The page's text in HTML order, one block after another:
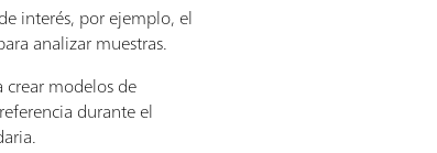
interés, por ejemplo, el
analizar muestras.
crear modelos de
durante el